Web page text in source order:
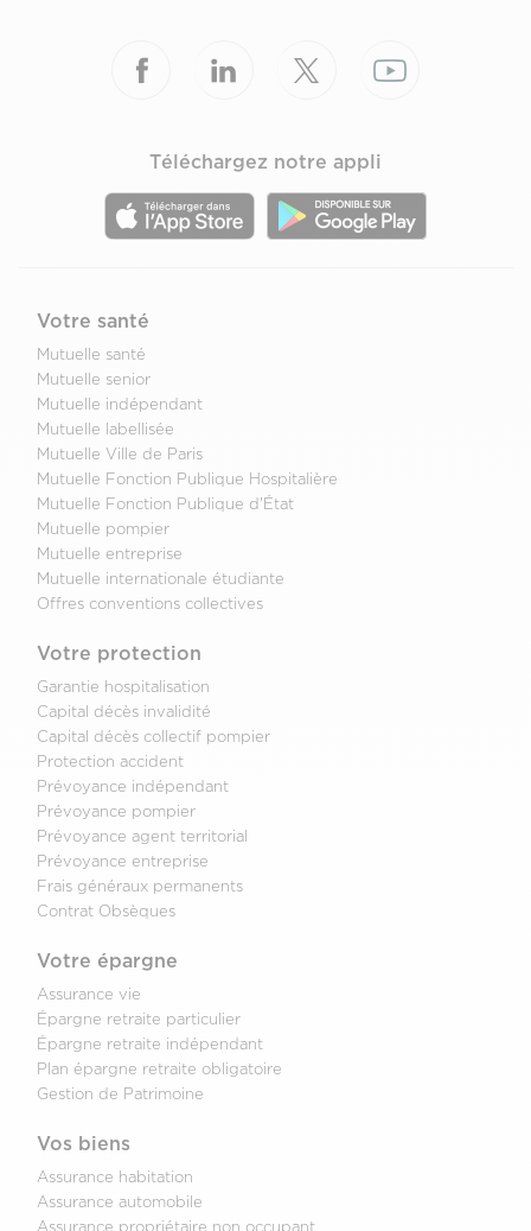
Téléchargez notre appli
Votre santé
Mutuelle santé
Mutuelle senior
Mutuelle indépendant
Mutuelle labellisée
Mutuelle Ville de Paris
Mutuelle Fonction Publique Hospitalière
Mutuelle Fonction Publique d'État
Mutuelle pompier
Mutuelle entreprise
Mutuelle internationale étudiante
Offres conventions collectives
Votre protection
Garantie hospitalisation
Capital décès invalidité
Capital décès collectif pompier
Protection accident
Prévoyance indépendant
Prévoyance pompier
Prévoyance agent territorial
Prévoyance entreprise
Frais généraux permanents
Contrat Obsèques
Votre épargne
Assurance vie
Épargne retraite particulier
Épargne retraite indépendant
Plan épargne retraite obligatoire
Gestion de Patrimoine
Vos biens
Assurance habitation
Assurance automobile
Assurance propriétaire non occupant